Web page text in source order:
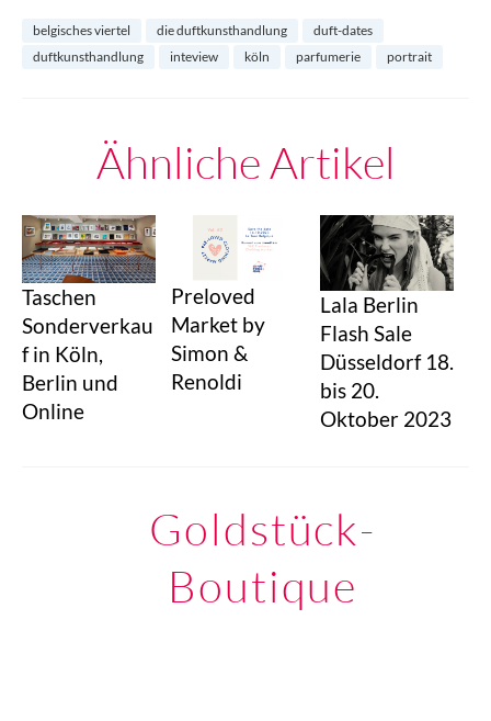
belgisches viertel die duftkunsthandlung
duft-dates
duftkunsthandlung
inteview köln parfumerie portrait
Ähnliche Artikel
Taschen
Sonderverkau
f in Köln,
Berlin und
Online
Preloved
Market by
Simon &
Renoldi
Lala Berlin
Flash Sale
Düsseldorf 18.
bis 20.
Oktober 2023
Goldstück-
Boutique